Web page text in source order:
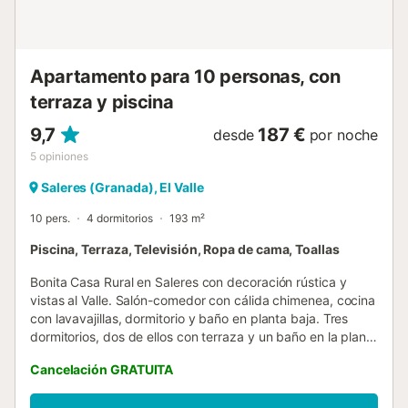
Apartamento para 10 personas, con
terraza y piscina
9,7
5 opiniones
desde 187 € por noche
Saleres (Granada), El Valle
10 pers. 4 dormitorios 193 m²
Piscina, Terraza, Televisión, Ropa de cama, Toallas
Bonita Casa Rural en Saleres con decoración rústica y
vistas al Valle. Salón-comedor con cálida chimenea, cocina
con lavavajillas, dormitorio y baño en planta baja. Tres
dormitorios, dos de ellos con terraza y un baño en la planta
Puedes disfrutar de paseos por las calles de este pueblo
típico granadino. Barranco de la Luna a pocos minutos a
Cancelación GRATUITA